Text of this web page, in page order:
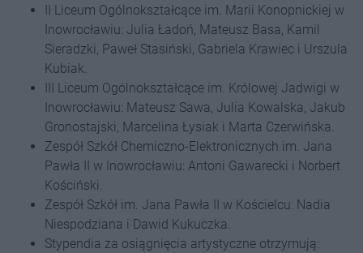
II Liceum Ogólnokształcące im. Marii Konopnickiej w
Inowrocławiu: Julia Ładoń, Mateusz Basa, Kamil
Sieradzki, Paweł Stasiński, Gabriela Krawiec i Urszula
Kubiak.
III Liceum Ogólnokształcące im. Królowej Jadwigi w
Inowrocławiu: Mateusz Sawa, Julia Kowalska, Jakub
Gronostajski, Marcelina Łysiak i Marta Czerwińska.
Zespół Szkół Chemiczno-Elektronicznych im. Jana
Pawła II w Inowrocławiu: Antoni Gawarecki i Norbert
Kościński.
Zespół Szkół im. Jana Pawła II w Kościelcu: Nadia
Niespodziana i Dawid Kukuczka.
Stypendia za osiągnięcia artystyczne otrzymują: